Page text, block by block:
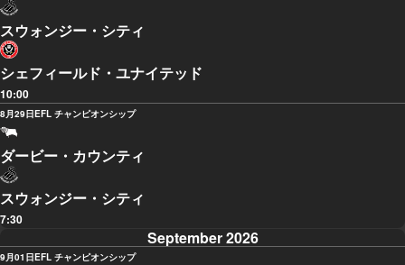
スウォンジー・シティ
シェフィールド・ユナイテッド
10:00
8月29日EFL チャンピオンシップ
ダービー・カウンティ
スウォンジー・シティ
7:30
September 2026
9月01日EFL チャンピオンシップ